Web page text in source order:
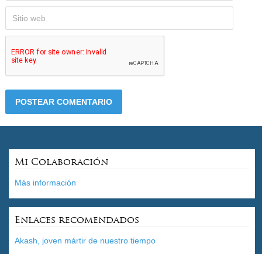
Mi Colaboración
Más información
Enlaces recomendados
Akash, joven mártir de nuestro tiempo